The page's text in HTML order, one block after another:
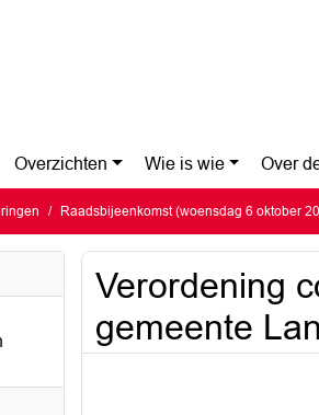
Overzichten Wie is wie Over
Raadsbijeenkomst (woensdag 6 oktober
Verordening
gemeente